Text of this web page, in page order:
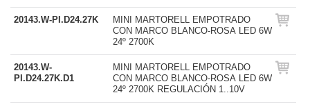
20143.W-PI.D24.27K
MINI MARTORELL EMPOTRADO
CON MARCO BLANCO-ROSA LED 6W
24º 2700K
20143.W-
PI.D24.27K.D1
MINI MARTORELL EMPOTRADO
CON MARCO BLANCO-ROSA LED 6W
24º 2700K REGULACIÓN 1..10V